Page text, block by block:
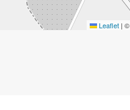
Leaflet | ©